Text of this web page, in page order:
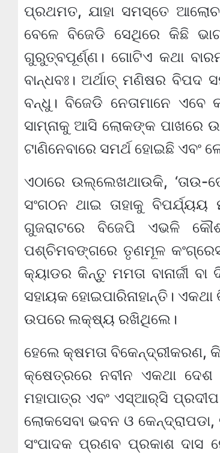
ପ୍ରଥମତ, ଯାହା ସମସ୍ତେ
ବେଳେ ବିଜେଡି ସେଥିରେ କିଛି
ଗୁରୁତ୍ବପୂର୍ଣ୍ଣ। ଗୋଟିଏ କଥା
ବାନ୍ଧବଃ। ଅର୍ଥାତ୍ ମଣିଷର
ବନ୍ଧୁ। ବିଜେଡି ନେତାମାନେ ଏବେ
ସାମ୍ନାକୁ ଆସି ଲୋକଙ୍କ ପାଖରେ
ଟାଣିନେବାରେ ସମର୍ଥ ହୋଇଛି ଏବଂ
ଏଠାରେ ଉଲ୍ଲେଖଥାଉକି, ‘ତାଉ-
ସଂଗଠନ ଥାଇ ତାହାକୁ ବିପର୍ଯ୍ୟୟ
ଗୁଜରାଟରେ ବିଜେପି ଏଭଳି
ପଶ୍ଚିମବଙ୍ଗରେ ତୃଣମୂଳ
କ୍ୟାଡର କିନ୍ତୁ ମମତା ବାନାର୍ଜୀ
ସହାୟକ ହୋଇପାରିନାହାନ୍ତି।
ଉପରେ ଲକ୍ଷ୍ୟ ରଖିଥିଲେ।
ହେଲେ କ୍ଷମତା ବିକେନ୍ଦ୍ରୀକରଣ,
କ୍ଷେତ୍ରରେ ନବୀନ ଏକଥା
ମହାପାତ୍ର ଏବଂ ଏସ୍‌ଆର୍‌ସି
ଲୋକସେବା ଭବନ ଓ
ସଂପାଦକ ପ୍ରଣବ ପ୍ରକାଶ ଦାସ